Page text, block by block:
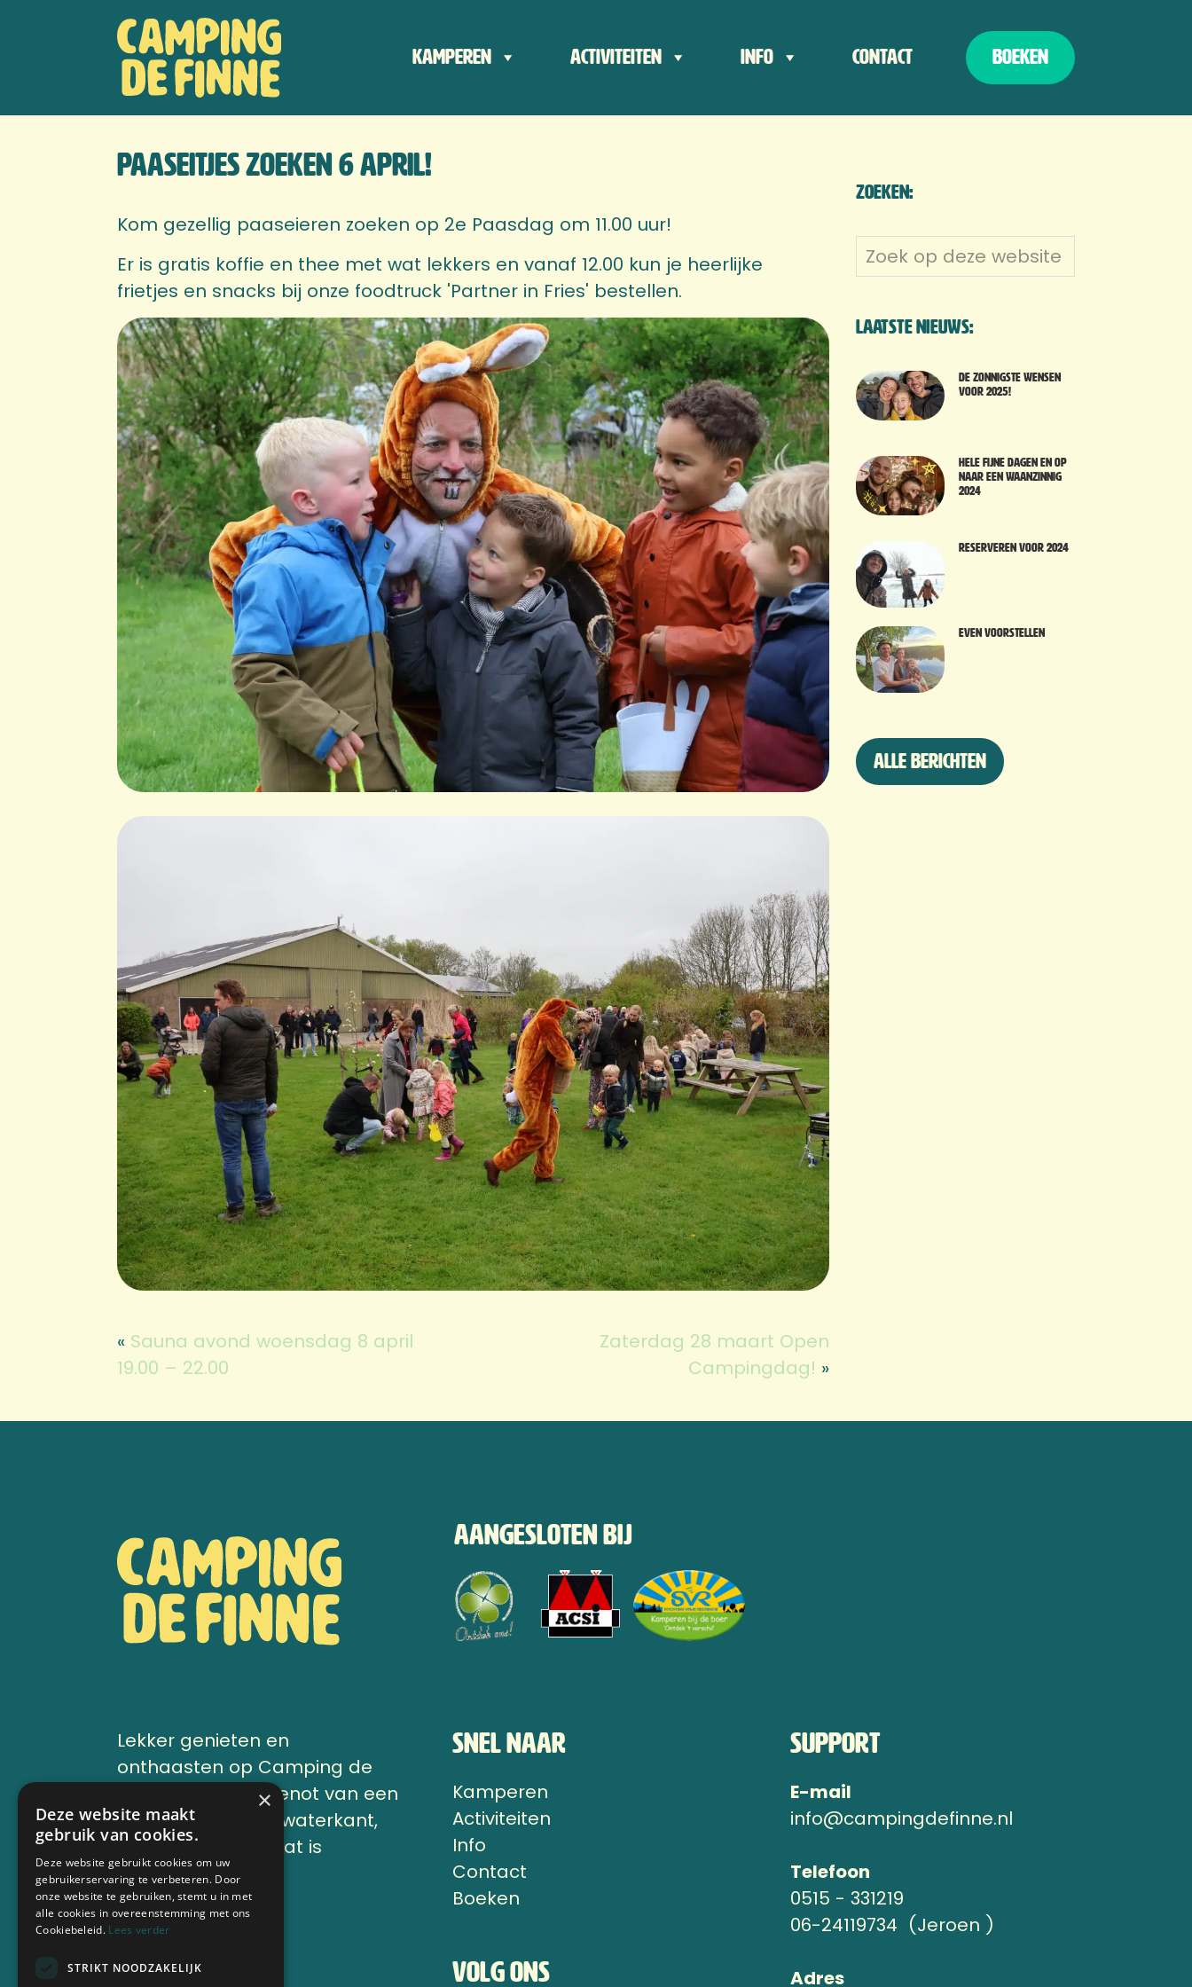
inhoud
Camping de
Finne
HeaderKamperen Activiteiten Info Contact Boeken
Paaseitjes zoeken 6 april!
Kom gezellig paaseieren zoeken op 2e Paasdag om 11.00 uur!
Er is gratis koffie en thee met wat lekkers en vanaf 12.00 kun je heerlijke
frietjes en snacks bij onze foodtruck 'Partner in Fries' bestellen.
« Sauna avond woensdag 8 april
19.00 – 22.00
Zaterdag 28 maart Open
Campingdag! »
Zoeken:
Zoek
op
website
Laatste nieuws:
De zonnigste wensen
voor 2025!
Hele fijne dagen en op
naar een waanzinnig
2024
Reserveren voor 2024
Even voorstellen
Alle berichten
Aangesloten bij
Lekker genieten en
onthaasten op Camping de
Finne onder het genot van een
kop koffie aan de waterkant,
of op ons terras, dat is
vakantie.
Nu boeken
Snel naar
Kamperen
Activiteiten
Info
Contact
Boeken
Volg ons
Support
E-mail
info@campingdefinne.nl
Telefoon
0515 - 331219
06-24119734 (Jeroen )
Adres
×
Deze website maakt
gebruik van cookies.
Deze website gebruikt cookies om uw
gebruikerservaring te verbeteren. Door
onze website te gebruiken, stemt u in met
alle cookies in overeenstemming met ons
Cookiebeleid. Lees verder
STRIKT NOODZAKELIJK